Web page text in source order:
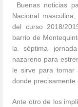
Buenas noticias
Nacional
del curso 2018/
barrio de
la séptima
nazareno para
le sirve para tomar
donde precisamente
Ante otro de los